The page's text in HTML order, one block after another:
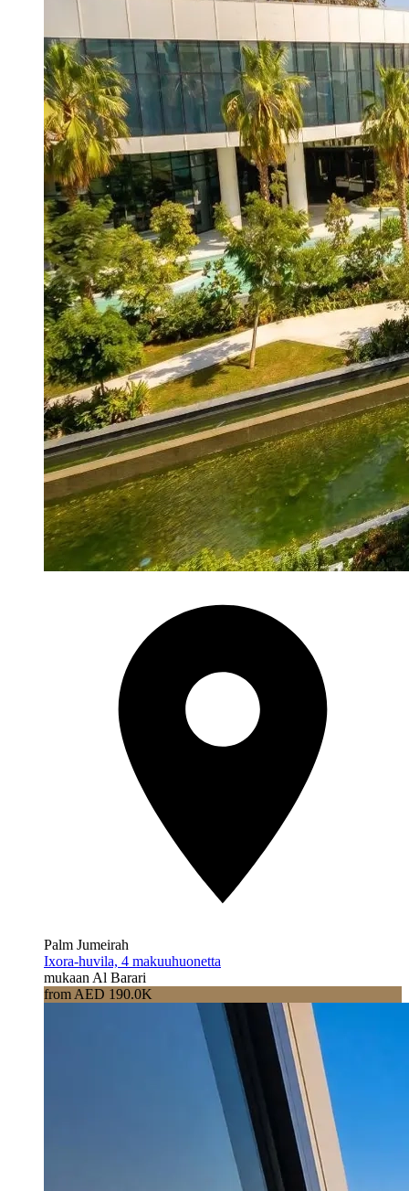
Palm Jumeirah
Ixora-huvila, 4 makuuhuonetta
mukaan Al Barari
from AED 190.0K